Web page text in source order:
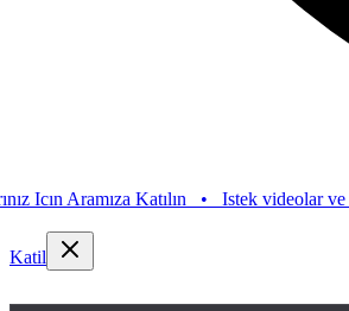
Katılın•Istek videolar ve adres için
Katil